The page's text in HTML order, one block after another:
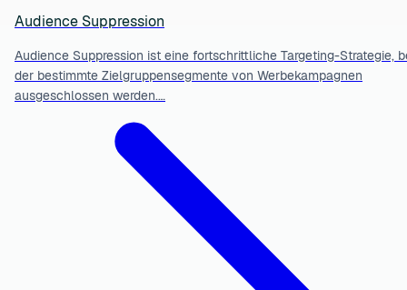
Audience Suppression
Audience Suppression ist eine fortschrittliche Targeting-Strategie,
der bestimmte Zielgruppensegmente von Werbekampagnen
ausgeschlossen werden.…